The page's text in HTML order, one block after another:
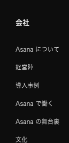
会社
Asana について
経営陣
導入事例
Asana で働く
Asana の舞台裏
文化